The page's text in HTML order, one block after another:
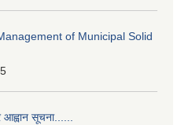
of Municipal Solid
आह्वान सूचना......